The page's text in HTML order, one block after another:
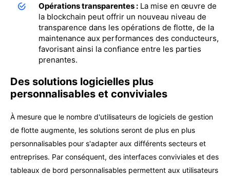
Opérations transparentes : La mise en œuvre de
la blockchain peut offrir un nouveau niveau de
transparence dans les opérations de flotte, de la
maintenance aux performances des conducteurs,
favorisant ainsi la confiance entre les parties
prenantes.
Des solutions logicielles plus
personnalisables et conviviales
À mesure que le nombre d'utilisateurs de logiciels de gestion
de flotte augmente, les solutions seront de plus en plus
personnalisables pour s'adapter aux différents secteurs et
entreprises. Par conséquent, des interfaces conviviales et des
tableaux de bord personnalisables permettent aux utilisateurs